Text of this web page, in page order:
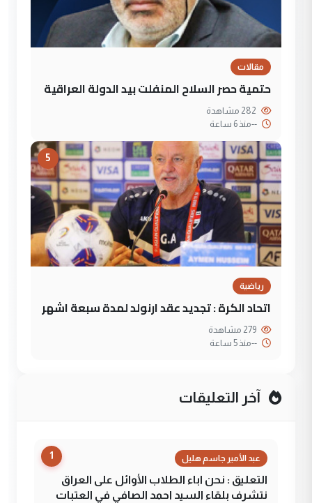
مقالات
حتمية حصر السلاح المنفلت بيد الدولة العراقية
--منذ 6 ساعة
5
رياضية
اتحاد الكرة : تجديد عقد ارنولد لمدة سبعة اشهر
--منذ 5 ساعة
آخر التعليقات
1 عبد الأمير جاسم هليل
التعليق : نحن اباء الطلاب الأوائل على العراق
نتشرف بلقاء السيد احمد الصافي في العتبات